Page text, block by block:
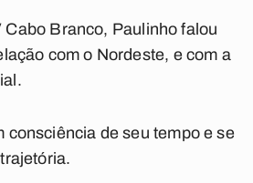
Cabo Branco, Paulinho falou
com o Nordeste, e com a
consciência de seu tempo e se